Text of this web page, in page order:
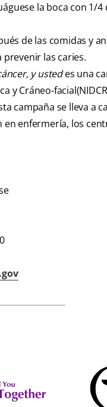
la boca con 1/
de las comidas y
las caries.
y ustedes una
y Cráneo-
campaña se lleva
en enfermería, los